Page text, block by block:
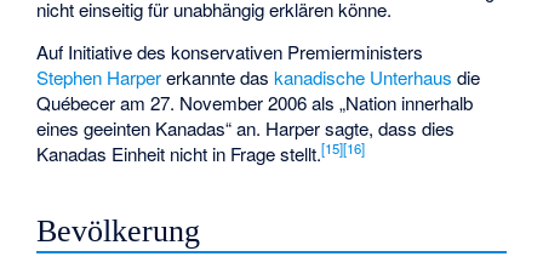
nicht einseitig für unabhängig erklären könne.
Auf Initiative des konservativen Premierministers
Stephen Harpererkannte daskanadische Unterhaus die
Québecer am 27. November 2006 als „Nation innerhalb
eines geeinten Kanadas“ an. Harper sagte, dass dies
Kanadas Einheit nicht in Frage stellt.[15][16]
Bevölkerung